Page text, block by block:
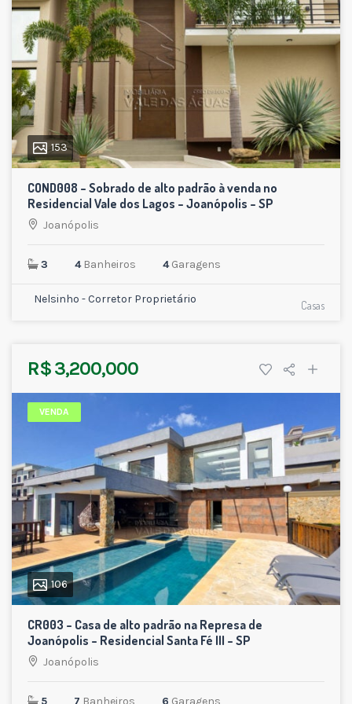
153
COND008 – Sobrado de alto padrão à venda no
Residencial Vale dos Lagos – Joanópolis – SP
Joanópolis
3 4Banheiros 4Garagens
Nelsinho - Corretor Proprietário Casas
R$ 3,200,000
VENDA
106
CR003 – Casa de alto padrão na Represa de
Joanópolis – Residencial Santa Fé III – SP
Joanópolis
5 7 Banheiros 6 Garagens